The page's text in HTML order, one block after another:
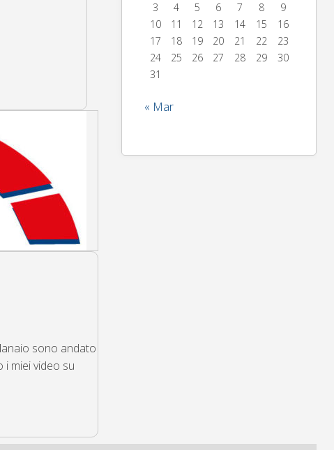
sono andato
i miei video su
3
4 5 6 7 8
9
10
11 12 13 14 15
16
17
18 19 20 21 22
23
24
25 26 27 28 29
30
31
« Mar